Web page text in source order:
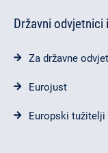
Državni odvjetnici
Za državne
Eurojust
Europski tužitelji